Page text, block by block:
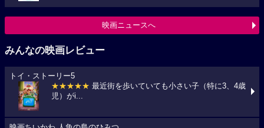
映画ニュースへ
みんなの映画レビュー
トイ・ストーリー5
★★★★★ 最近街を歩いていても小さい子（特に3、4歳
児）がi...